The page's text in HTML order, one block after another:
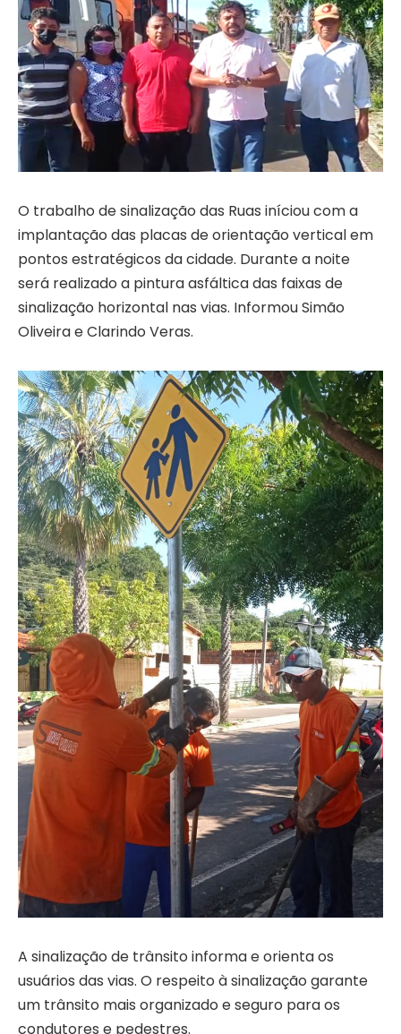
O trabalho de sinalização das Ruas iníciou com a
implantação das placas de orientação vertical em
pontos estratégicos da cidade. Durante a noite
será realizado a pintura asfáltica das faixas de
sinalização horizontal nas vias. Informou Simão
Oliveira e Clarindo Veras.
A sinalização de trânsito informa e orienta os
usuários das vias. O respeito à sinalização garante
um trânsito mais organizado e seguro para os
condutores e pedestres.